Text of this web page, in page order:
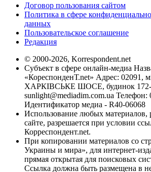
Договор пользования сайтом
Политика в сфере
данных
Пользовательское соглашение
Редакция
© 2000-2026, Korrespondent.net
Субъект в сфере онлайн-медиа
«КореспонденТ.net» Адрес: 02091,
ХАРКІВСЬКЕ ШОСЕ, будинок 172-
sunlight@mediadim.com.ua Телефон:
Идентификатор медиа - R40-06068
Использование любых материалов,
сайте, разрешается при условии
Корреспондент.net.
При копировании материалов со
Украины и мира», для интернет-
прямая открытая для поисковых
Ссылка должна быть размещена в